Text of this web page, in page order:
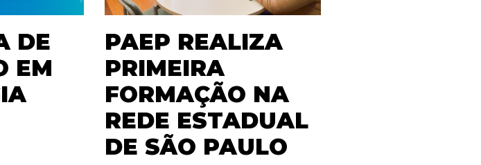
DE
EM
PAEP REALIZA
PRIMEIRA
FORMAÇÃO NA
REDE ESTADUAL
DE SÃO PAULO